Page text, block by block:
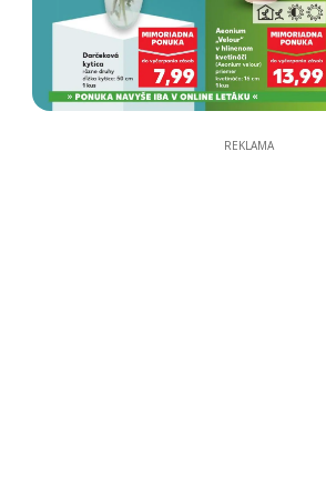
REKLAMA